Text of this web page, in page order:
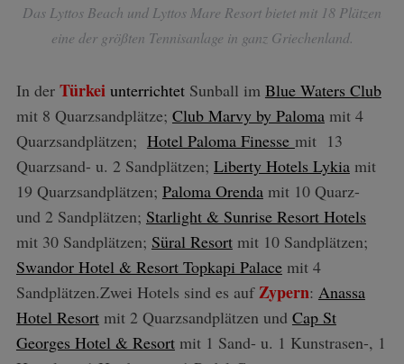
Das Lyttos Beach und Lyttos Mare Resort bietet mit 18 Plätzen
eine der größten Tennisanlage in ganz Griechenland.
In der Türkei unterrichtet Sunball im Blue Waters Club
mit 8 Quarzsandplätze; Club Marvy by Paloma mit 4
Quarzsandplätzen; Hotel Paloma Finesse mit 13
Quarzsand- u. 2 Sandplätzen; Liberty Hotels Lykia mit
19 Quarzsandplätzen; Paloma Orenda mit 10 Quarz-
und 2 Sandplätzen; Starlight & Sunrise Resort Hotels
mit 30 Sandplätzen; Süral Resortmit 10 Sandplätzen;
Swandor Hotel & Resort Topkapi Palacemit 4
Sandplätzen.Zwei Hotels sind es aufZypern: Anassa
Hotel Resortmit 2 Quarzsandplätzen und Cap St
Georges Hotel & Resortmit 1 Sand- u. 1 Kunstrasen-, 1
S
r
c
h
o
r
: